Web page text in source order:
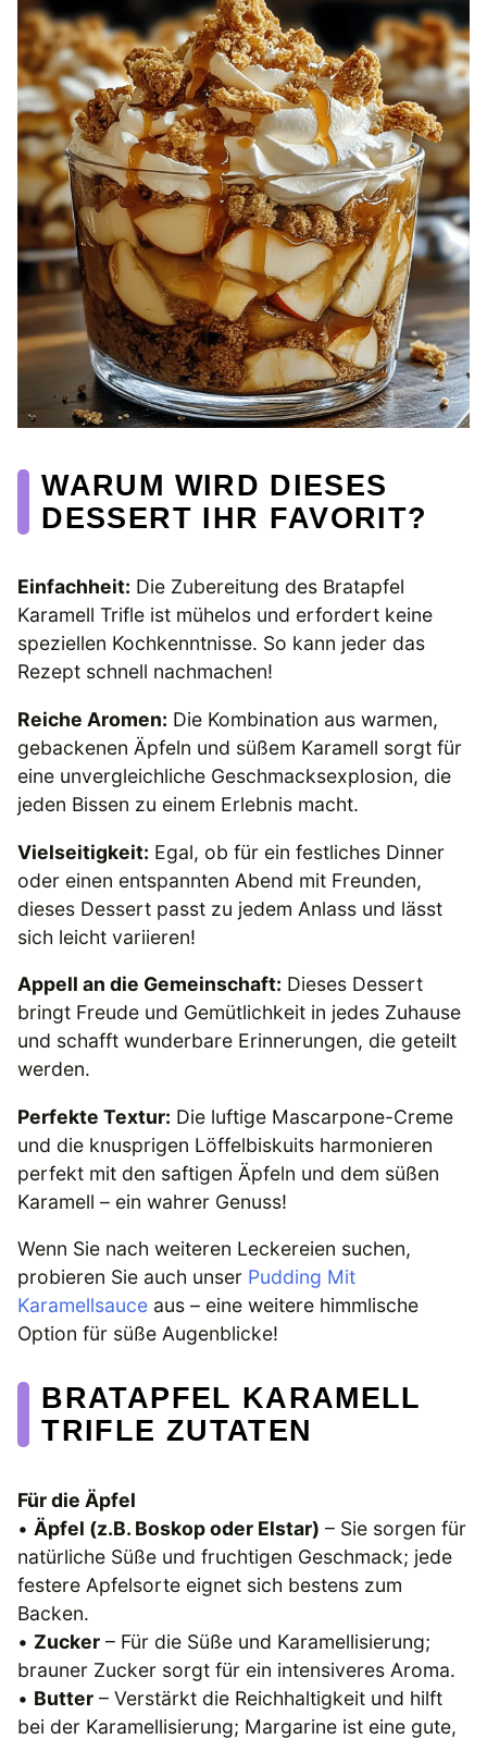
WARUM WIRD DIESES
DESSERT IHR FAVORIT?
Einfachheit: Die Zubereitung des Bratapfel
Karamell Trifle ist mühelos und erfordert keine
speziellen Kochkenntnisse. So kann jeder das
Rezept schnell nachmachen!
Reiche Aromen: Die Kombination aus warmen,
gebackenen Äpfeln und süßem Karamell sorgt für
eine unvergleichliche Geschmacksexplosion, die
jeden Bissen zu einem Erlebnis macht.
Vielseitigkeit: Egal, ob für ein festliches Dinner
oder einen entspannten Abend mit Freunden,
dieses Dessert passt zu jedem Anlass und lässt
sich leicht variieren!
Appell an die Gemeinschaft: Dieses Dessert
bringt Freude und Gemütlichkeit in jedes Zuhause
und schafft wunderbare Erinnerungen, die geteilt
werden.
Perfekte Textur: Die luftige Mascarpone-Creme
und die knusprigen Löffelbiskuits harmonieren
perfekt mit den saftigen Äpfeln und dem süßen
Karamell – ein wahrer Genuss!
Wenn Sie nach weiteren Leckereien suchen,
probieren Sie auch unser Pudding Mit
Karamellsauce aus – eine weitere himmlische
Option für süße Augenblicke!
BRATAPFEL KARAMELL
TRIFLE ZUTATEN
Für die Äpfel
• Äpfel (z.B. Boskop oder Elstar) – Sie sorgen für
natürliche Süße und fruchtigen Geschmack; jede
festere Apfelsorte eignet sich bestens zum
Backen.
• Zucker – Für die Süße und Karamellisierung;
brauner Zucker sorgt für ein intensiveres Aroma.
• Butter – Verstärkt die Reichhaltigkeit und hilft
bei der Karamellisierung; Margarine ist eine gute,